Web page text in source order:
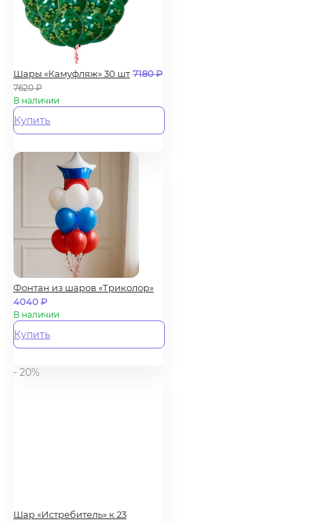
Шары «Камуфляж» 30 шт 7180₽
7620₽
В наличии
Купить
Фонтан из шаров «Триколор»
4040₽
В наличии
Купить
- 20%
Шар «Истребитель» к 23